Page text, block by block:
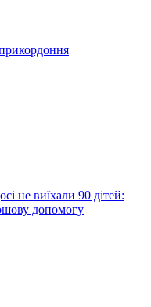
не виїхали 90 дітей:
допомогу